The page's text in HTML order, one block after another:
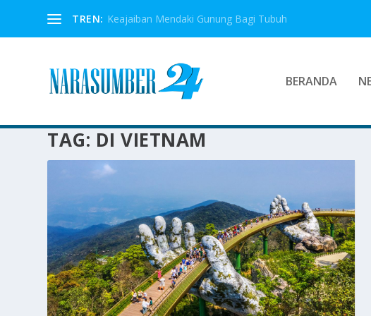
TREN: Keajaiban Mendaki Gunung Bagi Tubuh
BERANDA
TAG: DI VIETNAM